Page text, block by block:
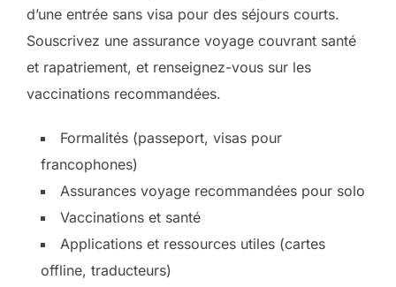
d’une entrée sans visa pour des séjours courts.
Souscrivez une assurance voyage couvrant santé
et rapatriement, et renseignez-vous sur les
vaccinations recommandées.
Formalités (passeport, visas pour
francophones)
Assurances voyage recommandées pour solo
Vaccinations et santé
Applications et ressources utiles (cartes
offline, traducteurs)